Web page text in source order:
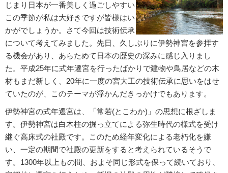
じまり日本が一番美しく過ごしやすい
この季節が私は大好きですが皆様はい
かがでしょうか。さて今回は技術伝承
について考えてみました。先日、久しぶりに伊勢神宮を参拝す
る機会があり、あらためて日本の歴史の深みに感じ入りまし
た。平成25年に式年遷宮を行ったばかりで建物や鳥居などの木
材もまだ新しく、20年に一度の宮大工の技術伝承に思いをはせ
ていたのが、このテーマが浮かんだきっかけでもあります。
伊勢神宮の式年遷宮は、「常若(とこわか)」の思想に根ざしま
す。伊勢神宮は白木柱の掘っ立てによる弥生時代の様式を受け
継ぐ高床式の社殿です。このため経年変化による老朽化を嫌
い、一定の期間で社殿の更新をすると考えられているそうで
す。1300年以上もの間、およそ同じ形式を保って続いており、